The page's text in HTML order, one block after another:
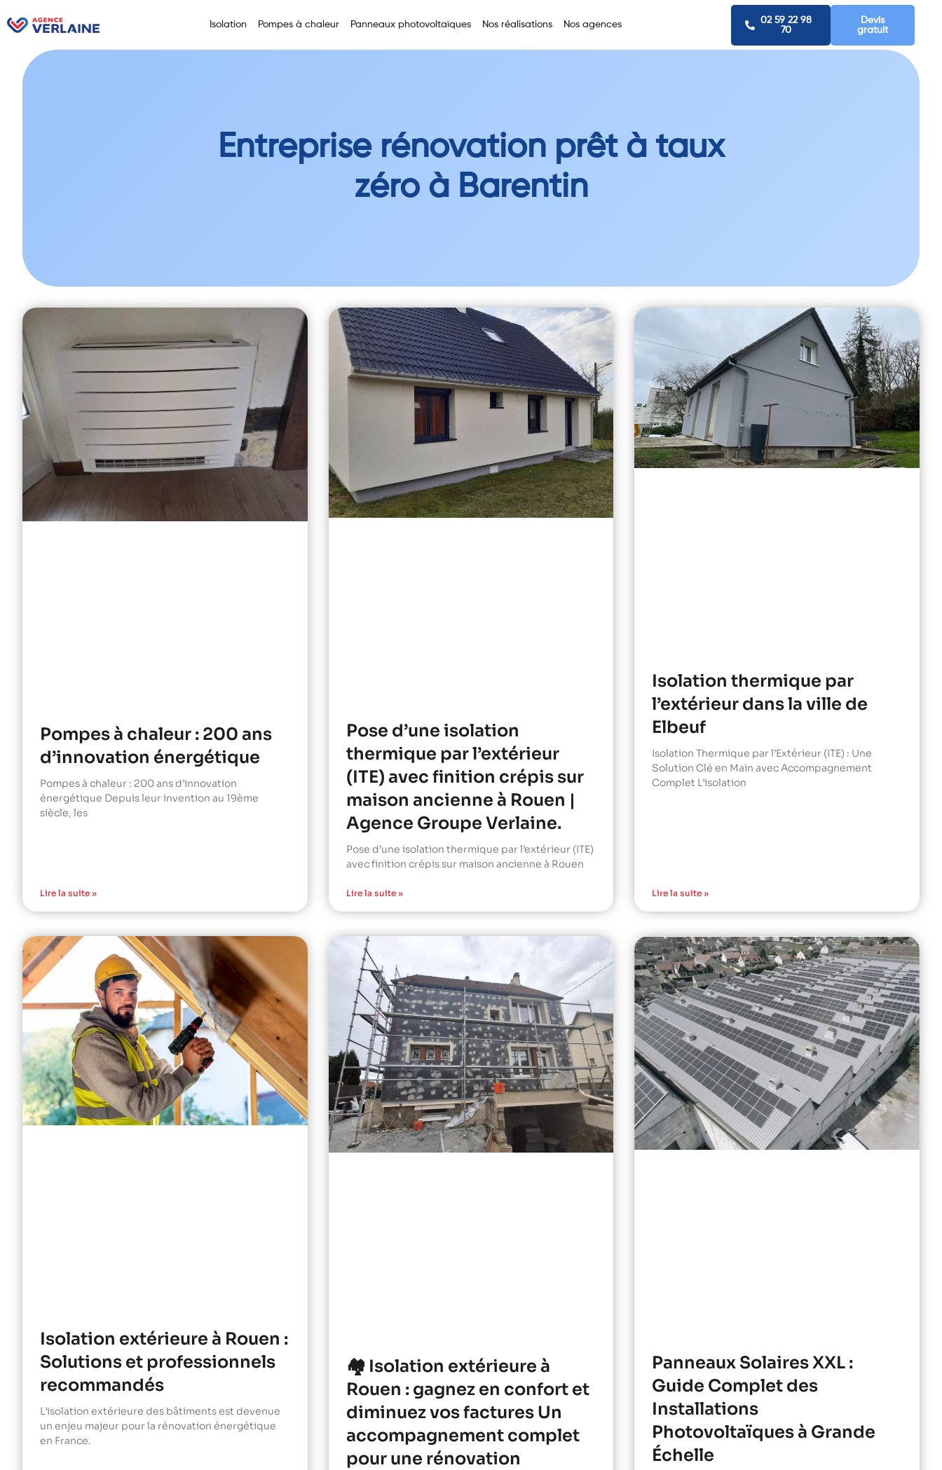
Isolation Pompes à chaleur Panneaux photovoltaïques Nos réalisations Nos agences
02 59 22 98
70
Devis
gratuit
Entreprise rénovation prêt à taux
zéro à Barentin
Pompes à chaleur : 200 ans
d’innovation énergétique
Pompes à chaleur : 200 ans d’innovation
énergétique Depuis leur invention au 19ème
siècle, les
Lire la suite »
Pose d’une isolation
thermique par l’extérieur
(ITE) avec finition crépis sur
maison ancienne à Rouen |
Agence Groupe Verlaine.
Pose d’une isolation thermique par l’extérieur (ITE)
avec finition crépis sur maison ancienne à Rouen
Lire la suite »
Isolation thermique par
l’extérieur dans la ville de
Elbeuf
Isolation Thermique par l’Extérieur (ITE) : Une
Solution Clé en Main avec Accompagnement
Complet L’isolation
Lire la suite »
Isolation extérieure à Rouen :
Solutions et professionnels
recommandés
L’isolation extérieure des bâtiments est devenue
un enjeu majeur pour la rénovation énergétique
en France.
🏘️ Isolation extérieure à
Rouen : gagnez en confort et
diminuez vos factures Un
accompagnement complet
pour une rénovation
Panneaux Solaires XXL :
Guide Complet des
Installations
Photovoltaïques à Grande
Échelle